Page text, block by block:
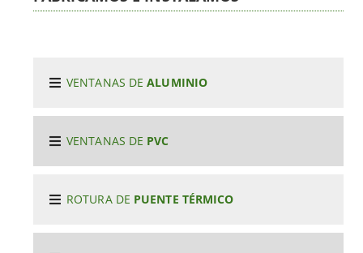
VENTANAS DEALUMINIO
VENTANAS DE PVC
ROTURA DE PUENTE TÉRMICO